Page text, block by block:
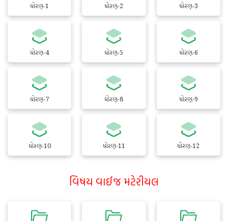
ધોરણ-1 ધોરણ-2 ધોરણ-3
ધોરણ-4 ધોરણ-5 ધોરણ-6
ધોરણ-7 ધોરણ-8 ધોરણ-9
ધોરણ-10 ધોરણ-11 ધોરણ-12
વિષય વાઈજ મટેરીયલ